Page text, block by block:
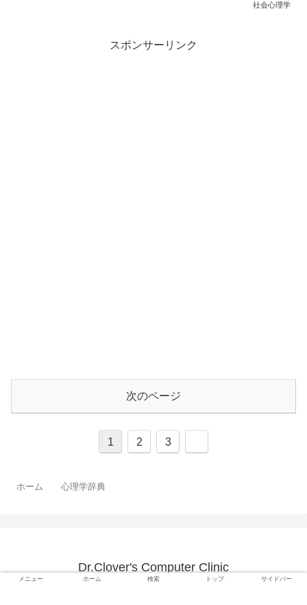
社会心理学
スポンサーリンク
次のページ
1 2 3
ホーム 心理学辞典
Dr.Clover's Computer Clinic
メニュー ホーム 検索 トップ サイドバー